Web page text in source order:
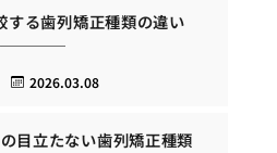
する歯列矯正種類の違い
2026.03.08
目立たない歯列矯正種類